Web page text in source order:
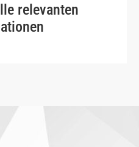
relevanten